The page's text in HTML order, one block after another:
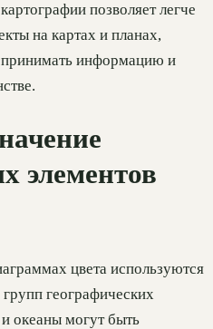
позволяет легче
на картах и планах,
информацию и
элементов
цвета используются
географических
океаны могут быть